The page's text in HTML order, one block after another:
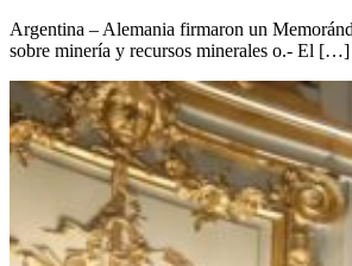
Argentina – Alemania firmaron un
sobre minería y recursos minerales o.- El […]